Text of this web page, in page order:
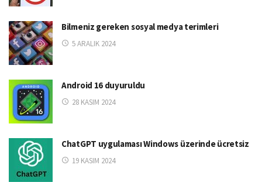
Bilmeniz gereken sosyal medya terimleri
5 ARALIK 2024
Android 16 duyuruldu
28 KASIM 2024
ChatGPT uygulaması Windows üzerinde ücretsiz
19 KASIM 2024